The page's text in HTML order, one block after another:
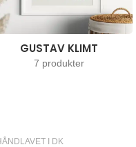
GUSTAV KLIMT
7 produkter
I DK